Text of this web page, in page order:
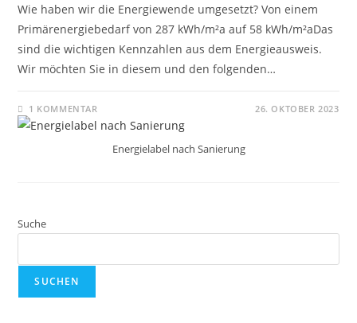
Wie haben wir die Energiewende umgesetzt? Von einem
Primärenergiebedarf von 287 kWh/m²a auf 58 kWh/m²aDas
sind die wichtigen Kennzahlen aus dem Energieausweis.
Wir möchten Sie in diesem und den folgenden…
1 KOMMENTAR 26. OKTOBER 2023
Energielabel nach Sanierung
Suche
SUCHEN